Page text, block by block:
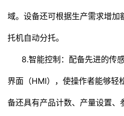
域。设备还可根据生产需求增加
托机自动分托。
8.智能控制：配备先进的传
界面（HMI），使操作者能够轻
备还具有产品计数、产量设置、